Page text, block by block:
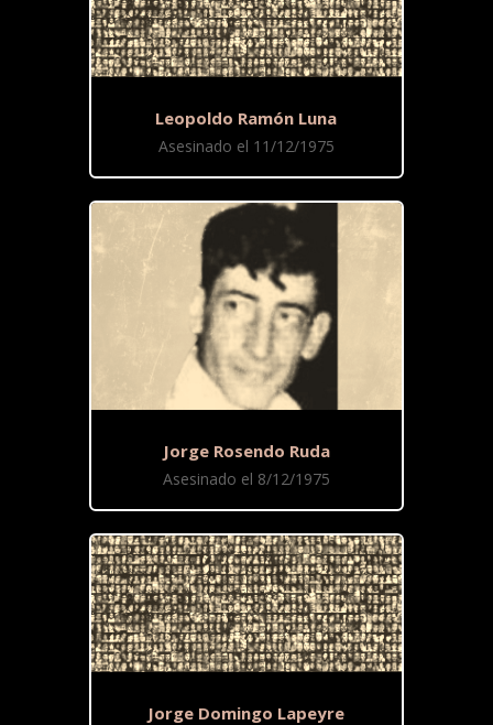
Leopoldo Ramón Luna
Asesinado el 11/12/1975
Jorge Rosendo Ruda
Asesinado el 8/12/1975
Jorge Domingo Lapeyre